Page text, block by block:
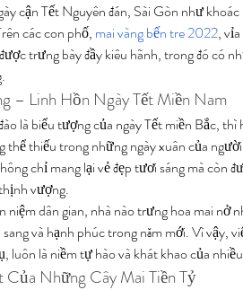
cận Tết Nguyên đán, Sài Gòn như
các con phố, mai vàng bến tre 2022,
trưng bày đầy kiêu hãnh, trong đó có
– Linh Hồn Ngày Tết Miền Nam
là biểu tượng của ngày Tết miền Bắc,
thể thiếu trong những ngày xuân của
chỉ mang lại vẻ đẹp tươi sáng mà còn
vượng.
niệm dân gian, nhà nào trưng hoa mai nở
và hạnh phúc trong năm mới. Vì vậy,
luôn là niềm tự hào và khát khao của
Của Những Cây Mai Tiền Tỷ